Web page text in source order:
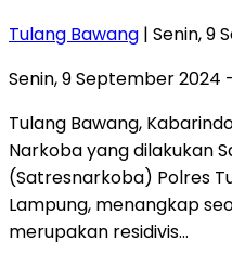
Tulang Bawang | Senin, 9
Senin, 9 September 2024 -
Tulang Bawang,
Narkoba yang dilakukan
(Satresnarkoba) Polres
Lampung, menangkap
merupakan residivis…